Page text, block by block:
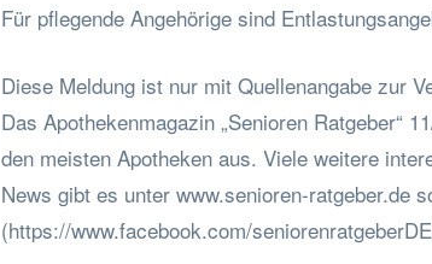
Für pflegende Angehörige sind
Diese Meldung ist nur mit Quellenangabe zur
Das Apothekenmagazin „Senioren Ratgeber“
den meisten Apotheken aus. Viele weitere
News gibt es unter www.senioren-ratgeber.de
(https://www.facebook.com/